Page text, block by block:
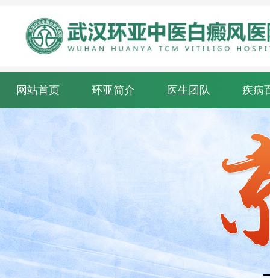
网站首页 环亚简介 医生团队 疾病